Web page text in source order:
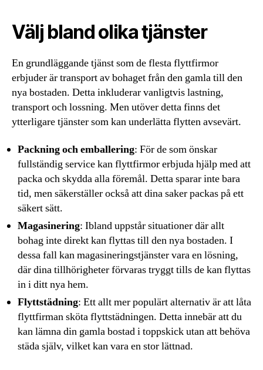
Välj bland olika tjänster
En grundläggande tjänst som de flesta flyttfirmor
erbjuder är transport av bohaget från den gamla till den
nya bostaden. Detta inkluderar vanligtvis lastning,
transport och lossning. Men utöver detta finns det
ytterligare tjänster som kan underlätta flytten avsevärt.
Packning och emballering: För de som önskar
fullständig service kan flyttfirmor erbjuda hjälp med att
packa och skydda alla föremål. Detta sparar inte bara
tid, men säkerställer också att dina saker packas på ett
säkert sätt.
Magasinering: Ibland uppstår situationer där allt
bohag inte direkt kan flyttas till den nya bostaden. I
dessa fall kan magasineringstjänster vara en lösning,
där dina tillhörigheter förvaras tryggt tills de kan flyttas
in i ditt nya hem.
Flyttstädning: Ett allt mer populärt alternativ är att låta
flyttfirman sköta flyttstädningen. Detta innebär att du
kan lämna din gamla bostad i toppskick utan att behöva
städa själv, vilket kan vara en stor lättnad.